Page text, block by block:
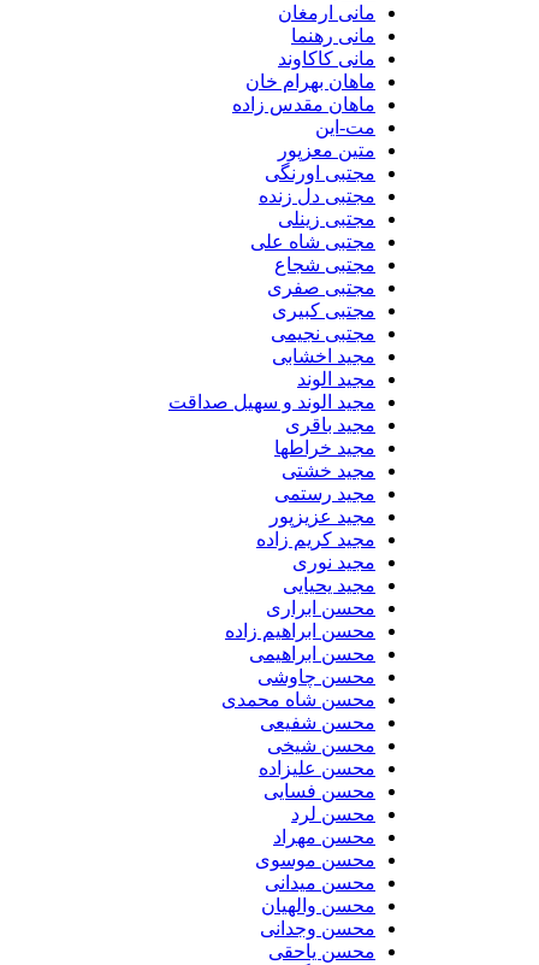
مانی ارمغان
مانی رهنما
مانی کاکاوند
ماهان بهرام خان
ماهان مقدس زاده
مت-این
متین معزپور
مجتبی اورنگی
مجتبی دل زنده
مجتبی زینلی
مجتبی شاه علی
مجتبی شجاع
مجتبی صفری
مجتبی کبیری
مجتبی نجیمی
مجید اخشابی
مجید الوند‎
مجید الوند و سهیل صداقت
مجید باقری
مجید خراطها
مجید خشتی
مجید رستمی
مجید عزیزپور
مجید کریم زاده
مجید نوری
مجید یحیایی
محسن ابراری
محسن ابراهیم زاده
محسن ابراهیمی
محسن چاوشی
محسن شاه محمدی
محسن شفیعی
محسن شیخی
محسن علیزاده
محسن فسایی
محسن لرد
محسن مهراد
محسن موسوی
محسن میدانی
محسن والهیان
محسن وجدانی
محسن یاحقی